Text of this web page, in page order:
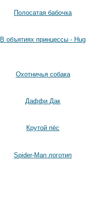
Полосатая бабочка
В объятиях принцессы - Hug
Охотничья собака
Даффи Дак
Крутой пёс
Spider-Man логотип